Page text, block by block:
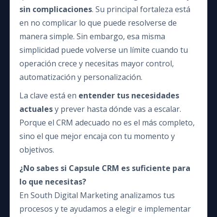
sin complicaciones. Su principal fortaleza está
en no complicar lo que puede resolverse de
manera simple. Sin embargo, esa misma
simplicidad puede volverse un límite cuando tu
operación crece y necesitas mayor control,
automatización y personalización.
La clave está en entender tus necesidades
actualesy prever hasta dónde vas a escalar.
Porque el CRM adecuado no es el más completo,
sino el que mejor encaja con tu momento y
objetivos.
¿No sabes si Capsule CRM es suficiente para
lo que necesitas?
En South Digital Marketing analizamos tus
procesos y te ayudamos a elegir e implementar